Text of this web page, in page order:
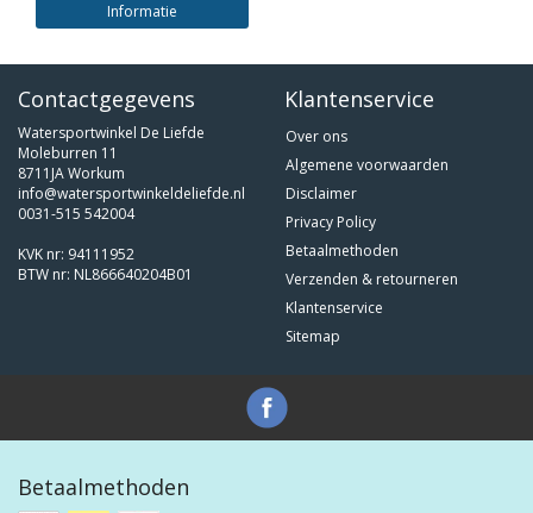
Informatie
Contactgegevens
Watersportwinkel De Liefde
Moleburren 11
8711JA Workum
info@watersportwinkeldeliefde.nl
0031-515 542004
KVK nr: 94111952
BTW nr: NL866640204B01
Klantenservice
Over ons
Algemene voorwaarden
Disclaimer
Privacy Policy
Betaalmethoden
Verzenden & retourneren
Klantenservice
Sitemap
Betaalmethoden